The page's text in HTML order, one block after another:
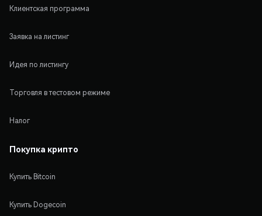
Клиентская программа
Заявка на листинг
Идея по листингу
Торговля в тестовом режиме
Налог
Покупка крипто
Купить Bitcoin
Купить Dogecoin